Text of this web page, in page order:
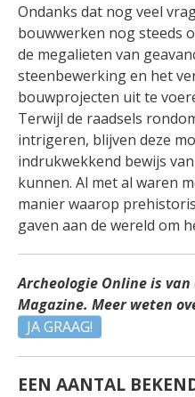
Ondanks dat nog veel
bouwwerken nog steeds
de megalieten van
steenbewerking en het
bouwprojecten uit te
Terwijl de raadsels
intrigeren, blijven deze
indrukwekkend bewijs
kunnen. Al met al waren
manier waarop
gaven aan de wereld om
Archeologie Online is
Magazine. Meer weten
JA GRAAG!
EEN AANTAL